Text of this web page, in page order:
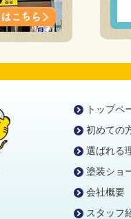
トップペ
初めての
選ばれる
塗装ショ
会社概要
スタッフ